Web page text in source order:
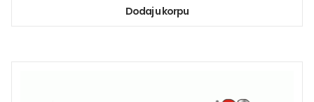
Dodaj u korpu